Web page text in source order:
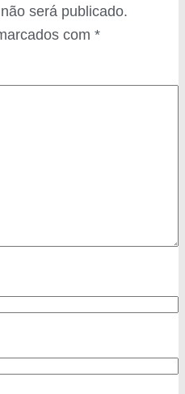
será publicado.
com *